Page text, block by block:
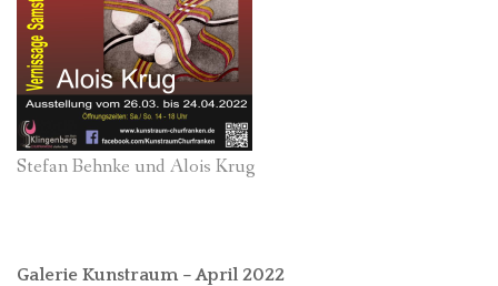
Stefan Behnke und Alois Krug
Galerie Kunstraum – April 2022